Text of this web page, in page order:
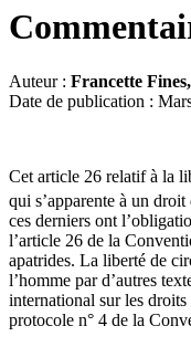
Auteur : Francette Fines,
Date de publication :
Cet article 26 relatif à la
qui s’apparente à un droit
ces derniers ont
l’article 26 de la
apatrides. La liberté de
l’homme par d’autres
international sur les
protocole n° 4 de la